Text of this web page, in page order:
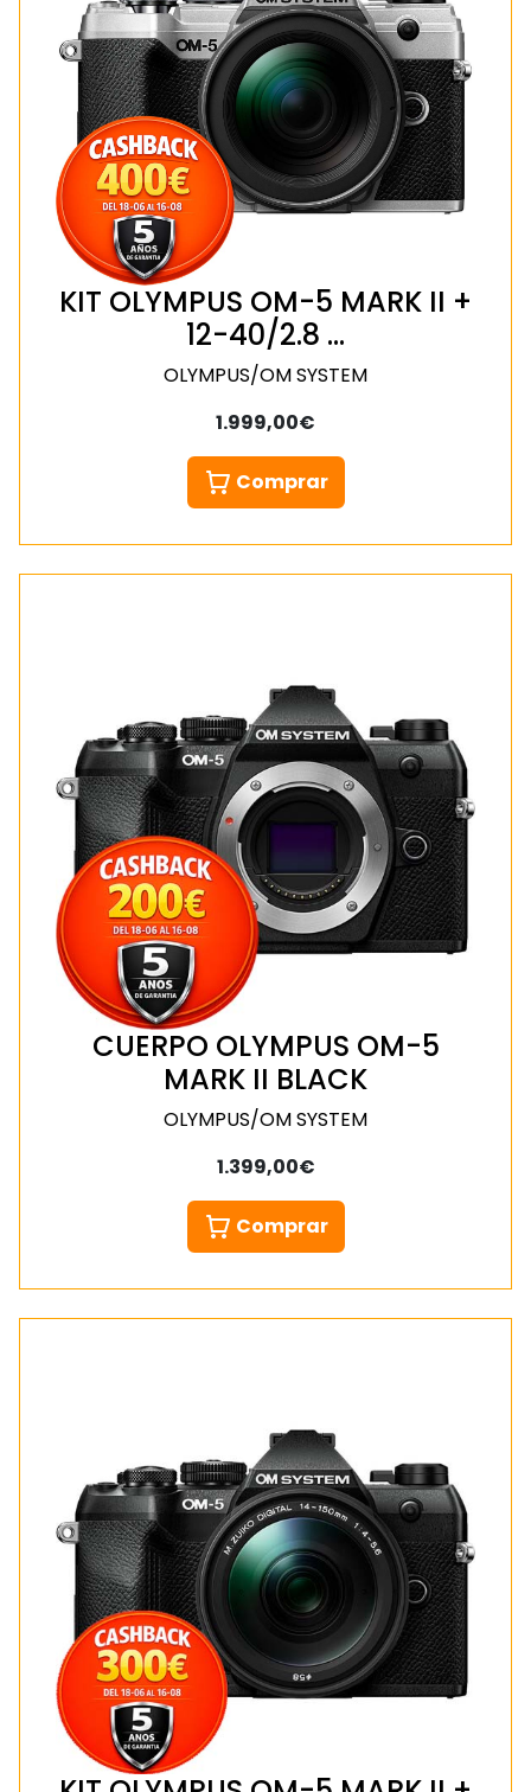
KIT OLYMPUS OM-5 MARK II +
12-40/2.8 …
OLYMPUS/OM SYSTEM
1.999,00€
Comprar
CUERPO OLYMPUS OM-5
MARK II BLACK
OLYMPUS/OM SYSTEM
1.399,00€
Comprar